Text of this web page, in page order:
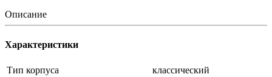
Описание
Характеристики
Тип корпуса
классический